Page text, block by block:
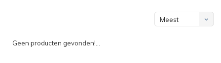
Meest
Geen producten gevonden!...